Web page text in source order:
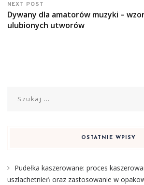
NEXT POST
Dywany dla amatorów muzyki –
ulubionych utworów
OSTATNIE WPISY
Pudełka kaszerowane: proces
uszlachetnień oraz zastosowanie w